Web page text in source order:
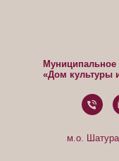
«Дом культуры
м.о.